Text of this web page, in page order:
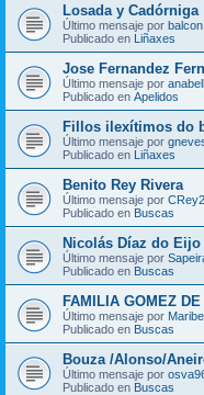
Losada y Cadórniga
Último mensaje por balcon
Publicado en Liñaxes
Jose Fernandez
Último mensaje por
Publicado en Apelidos
Fillos ilexítimos do
Último mensaje por
Publicado en Liñaxes
Benito Rey Rivera
Último mensaje por
Publicado en Buscas
Nicolás Díaz do Eijo
Último mensaje por
Publicado en Buscas
FAMILIA GOMEZ DE
Último mensaje por
Publicado en Buscas
Bouza /Alonso/
Último mensaje por
Publicado en Buscas